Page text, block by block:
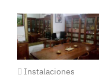
Instalaciones